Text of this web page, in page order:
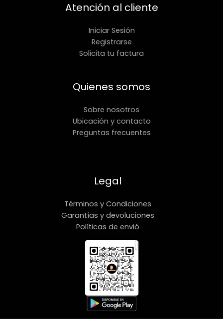
Atención al cliente
Iniciar Sesión
Registrarse
Solicita tu factura
Quienes somos
Sobre nosotros
Ubicación y contacto
Preguntas frecuentes
Legal
Términos y Condiciones
Garantías y devoluciones
Políticas de envió